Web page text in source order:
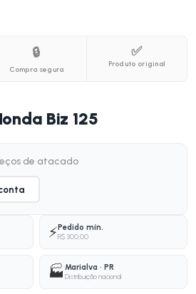
🔒
Compra segura
✅
Produto original
Biz 125
de atacado
⚡Pedido mín.
R$ 300,00
🏭 Marialva · PR
Distribuição nacional